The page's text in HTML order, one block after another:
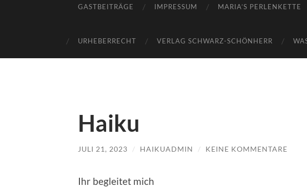
GASTBEITRÄGE IMPRESSUM MARIA’S PERLENKETTE
URHEBERRECHT VERLAG SCHWARZ-SCHÖNHERR
Haiku
JULI 21, 2023 / HAIKUADMIN / KEINE KOMMENTARE
Ihr begleitet mich